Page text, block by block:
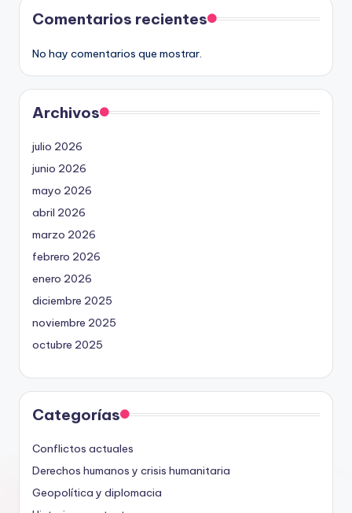
Comentarios recientes
No hay comentarios que mostrar.
Archivos
julio 2026
junio 2026
mayo 2026
abril 2026
marzo 2026
febrero 2026
enero 2026
diciembre 2025
noviembre 2025
octubre 2025
Categorías
Conflictos actuales
Derechos humanos y crisis humanitaria
Geopolítica y diplomacia